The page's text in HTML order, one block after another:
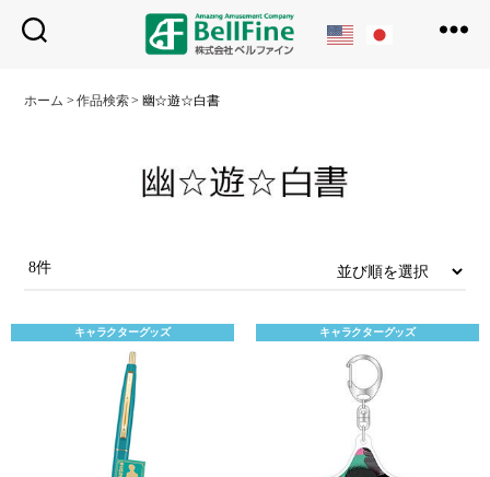
ホーム >作品検索> 幽☆遊☆白書
8件
キャラクターグッズ キャラクターグッズ